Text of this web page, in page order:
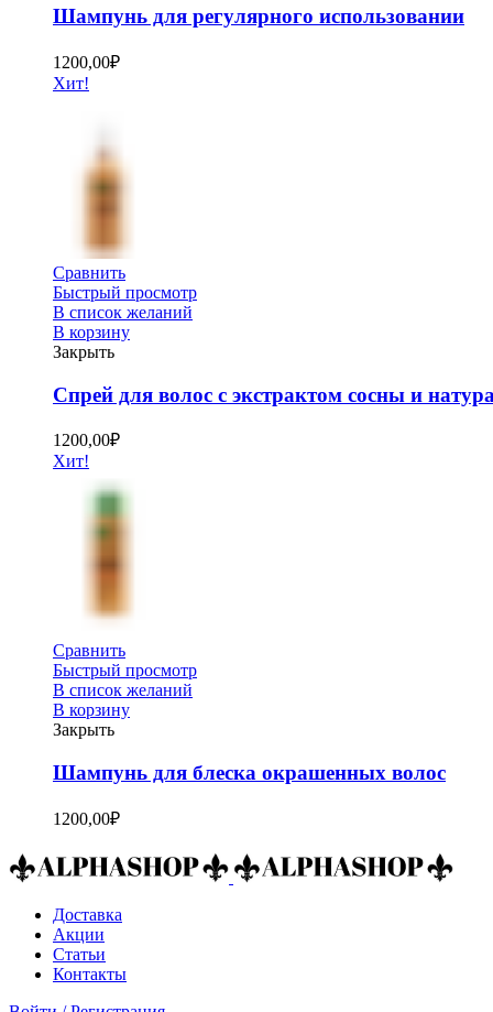
Шампунь для регулярного использовании
1200,00₽
Хит!
Сравнить
Быстрый просмотр
В список желаний
В корзину
Закрыть
Спрей для волос с экстрактом сосны и
1200,00₽
Хит!
Сравнить
Быстрый просмотр
В список желаний
В корзину
Закрыть
Шампунь для блеска окрашенных волос
1200,00₽
Доставка
Акции
Статьи
Контакты